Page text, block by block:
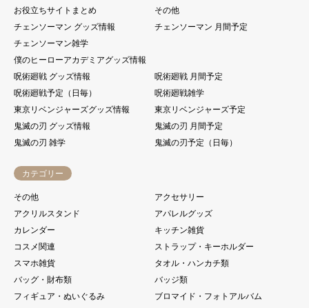
お役立ちサイトまとめ
その他
チェンソーマン グッズ情報
チェンソーマン 月間予定
チェンソーマン雑学
僕のヒーローアカデミアグッズ情報
呪術廻戦 グッズ情報
呪術廻戦 月間予定
呪術廻戦予定（日毎）
呪術廻戦雑学
東京リベンジャーズグッズ情報
東京リベンジャーズ予定
鬼滅の刃 グッズ情報
鬼滅の刃 月間予定
鬼滅の刃 雑学
鬼滅の刃予定（日毎）
カテゴリー
その他
アクセサリー
アクリルスタンド
アパレルグッズ
カレンダー
キッチン雑貨
コスメ関連
ストラップ・キーホルダー
スマホ雑貨
タオル・ハンカチ類
バッグ・財布類
バッジ類
フィギュア・ぬいぐるみ
ブロマイド・フォトアルバム